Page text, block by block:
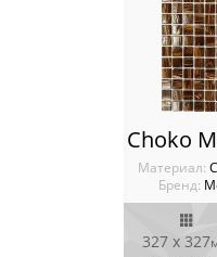
Материал:
Бренд:
327 x 327